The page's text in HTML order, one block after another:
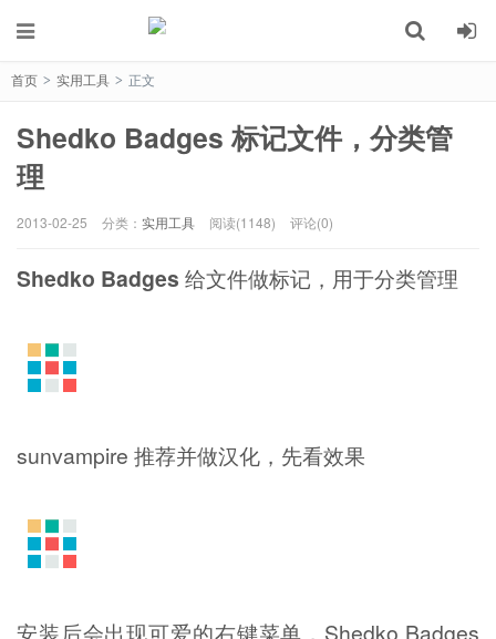
首页 > 实用工具 > 正文
Shedko Badges 标记文件，分类管
理
2013-02-25 分类： 实用工具 阅读(1148) 评论(0)
Shedko Badges 给文件做标记，用于分类管理
sunvampire 推荐并做汉化，先看效果
安装后会出现可爱的右键菜单，Shedko Badges